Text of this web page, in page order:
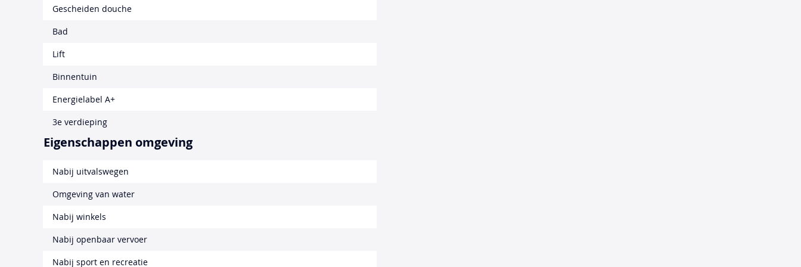
Gescheiden douche
Bad
Lift
Binnentuin
Energielabel A+
3e verdieping
Eigenschappen omgeving
Nabij uitvalswegen
Omgeving van water
Nabij winkels
Nabij openbaar vervoer
Nabij sport en recreatie